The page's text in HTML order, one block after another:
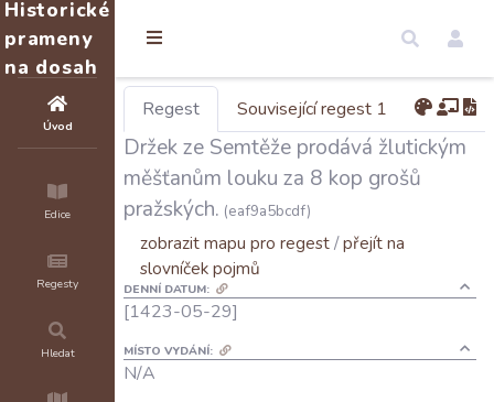
Historické
prameny
na dosah
Úvod
Edice
Regesty
Hledat
Regest Související regest 1
Držek ze Semtěže prodává žlutickým
měšťanům louku za 8 kop grošů
pražských. (eaf9a5bcdf)
zobrazit mapu pro regest/přejít na
slovníček pojmů
DENNÍ DATUM:
[1423-05-29]
MÍSTO VYDÁNÍ:
N/A